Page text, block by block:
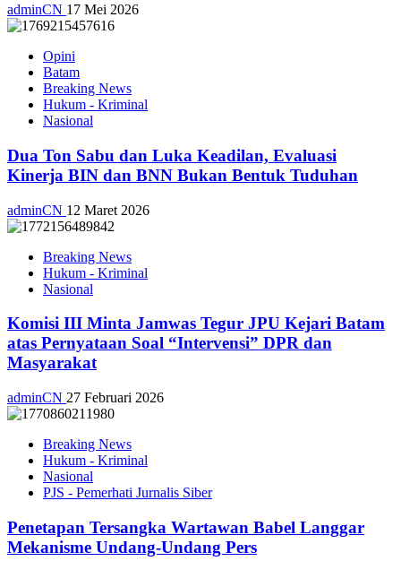
adminCN 17 Mei 2026
Opini
Batam
Breaking News
Hukum - Kriminal
Nasional
Dua Ton Sabu dan Luka Keadilan, Evaluasi
Kinerja BIN dan BNN Bukan Bentuk Tuduhan
adminCN 12 Maret 2026
Breaking News
Hukum - Kriminal
Nasional
Komisi III Minta Jamwas Tegur JPU Kejari Batam
atas Pernyataan Soal “Intervensi” DPR dan
Masyarakat
adminCN 27 Februari 2026
Breaking News
Hukum - Kriminal
Nasional
PJS - Pemerhati Jurnalis Siber
Penetapan Tersangka Wartawan Babel Langgar
Mekanisme Undang-Undang Pers